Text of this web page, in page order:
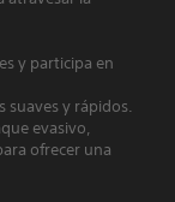
y participa en
suaves y rápidos.
evasivo,
ofrecer una